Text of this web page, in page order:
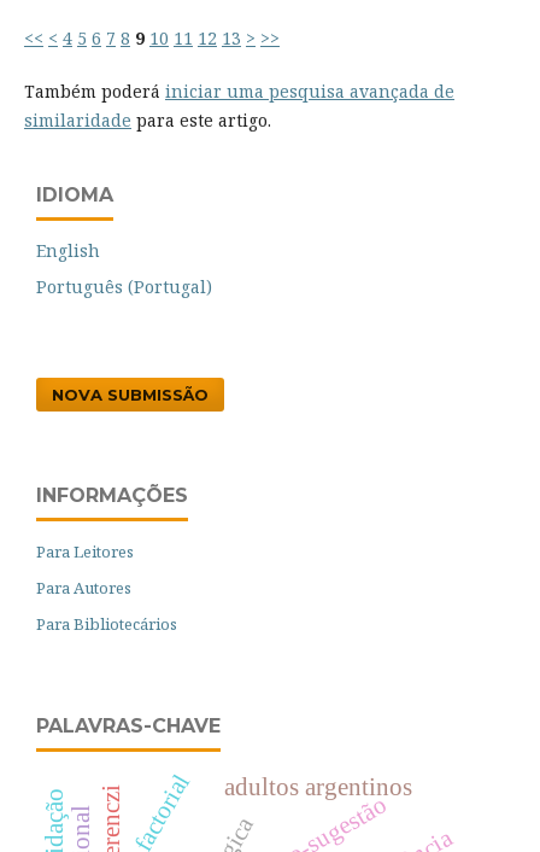
<< < 4 5 6 7 8 9 10 11 12 13 > >>
Também poderá iniciar uma pesquisa avançada de
similaridade para este artigo.
IDIOMA
English
Português (Portugal)
NOVA SUBMISSÃO
INFORMAÇÕES
Para Leitores
Para Autores
Para Bibliotecários
PALAVRAS-CHAVE
adultos argentinos
ferenczi